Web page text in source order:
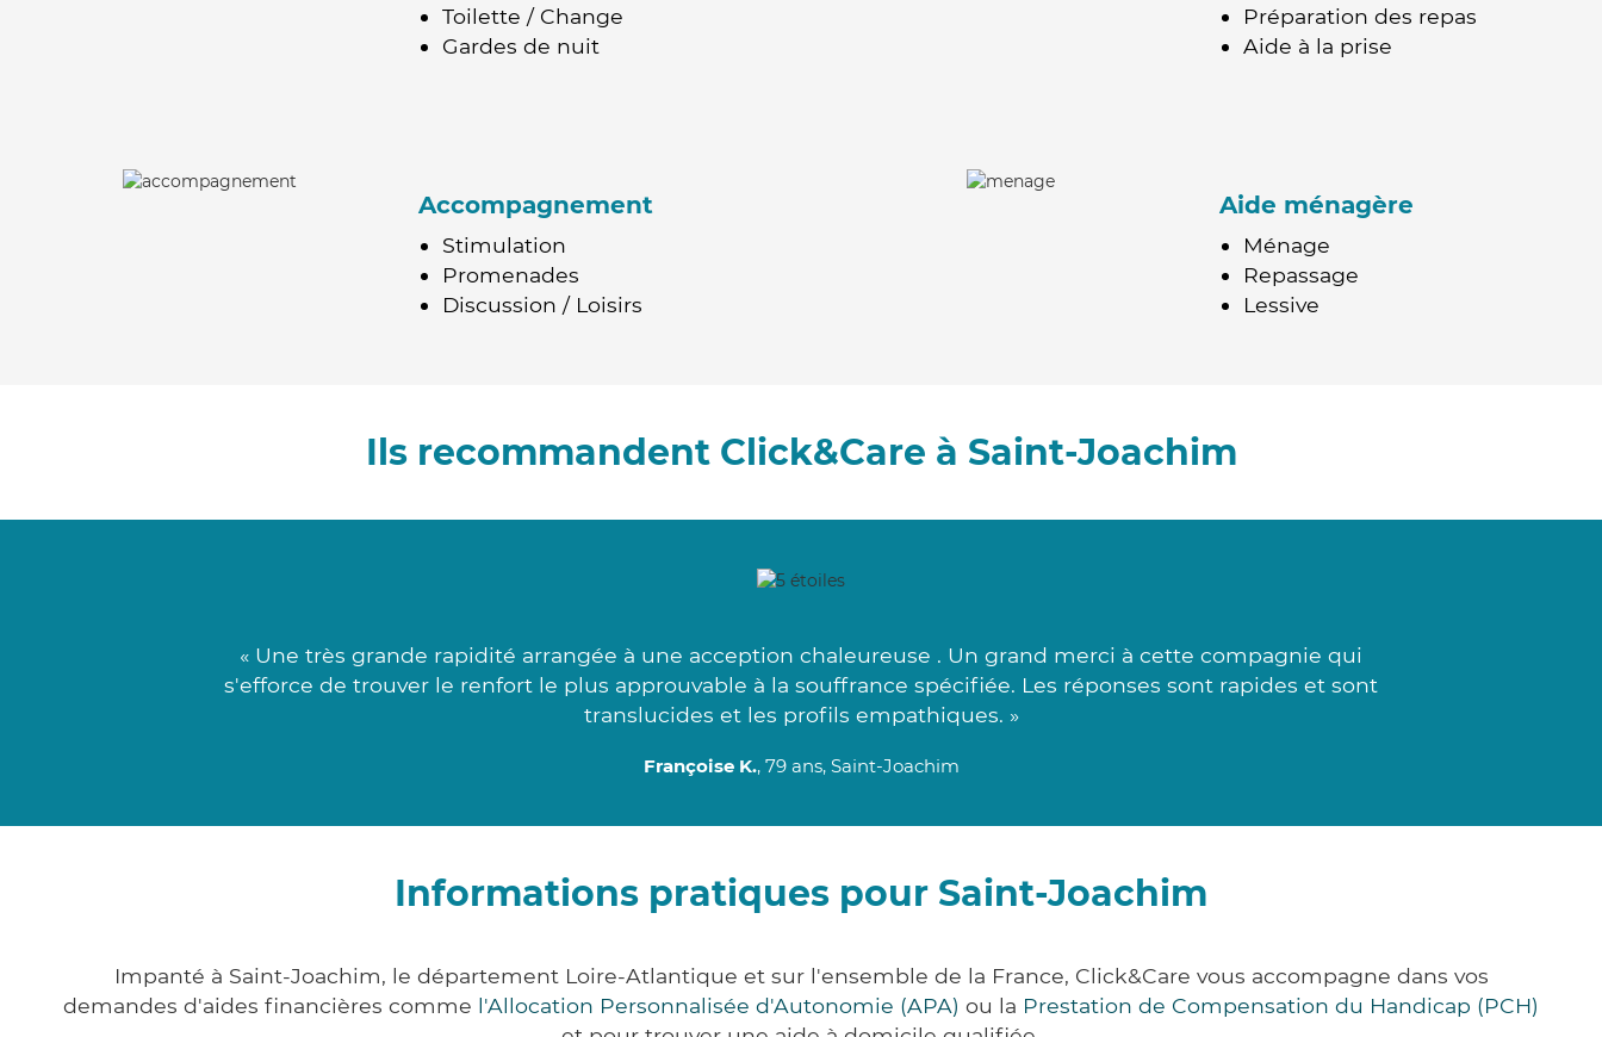
Toilette / Change
Gardes de nuit
Préparation des repas
Aide à la prise
Accompagnement
Stimulation
Promenades
Discussion / Loisirs
Aide ménagère
Ménage
Repassage
Lessive
Ils recommandent Click&Care à Saint-Joachim
« Une très grande rapidité arrangée à une acception chaleureuse . Un grand merci à cette compagnie qui
s'efforce de trouver le renfort le plus approuvable à la souffrance spécifiée. Les réponses sont rapides et sont
translucides et les profils empathiques. »
Françoise K., 79 ans, Saint-Joachim
Informations pratiques pour Saint-Joachim
Impanté à Saint-Joachim, le département Loire-Atlantique et sur l'ensemble de la France, Click&Care vous accompagne dans vos
demandes d'aides financières comme l'Allocation Personnalisée d'Autonomie (APA) ou la Prestation de Compensation du Handicap (PCH)